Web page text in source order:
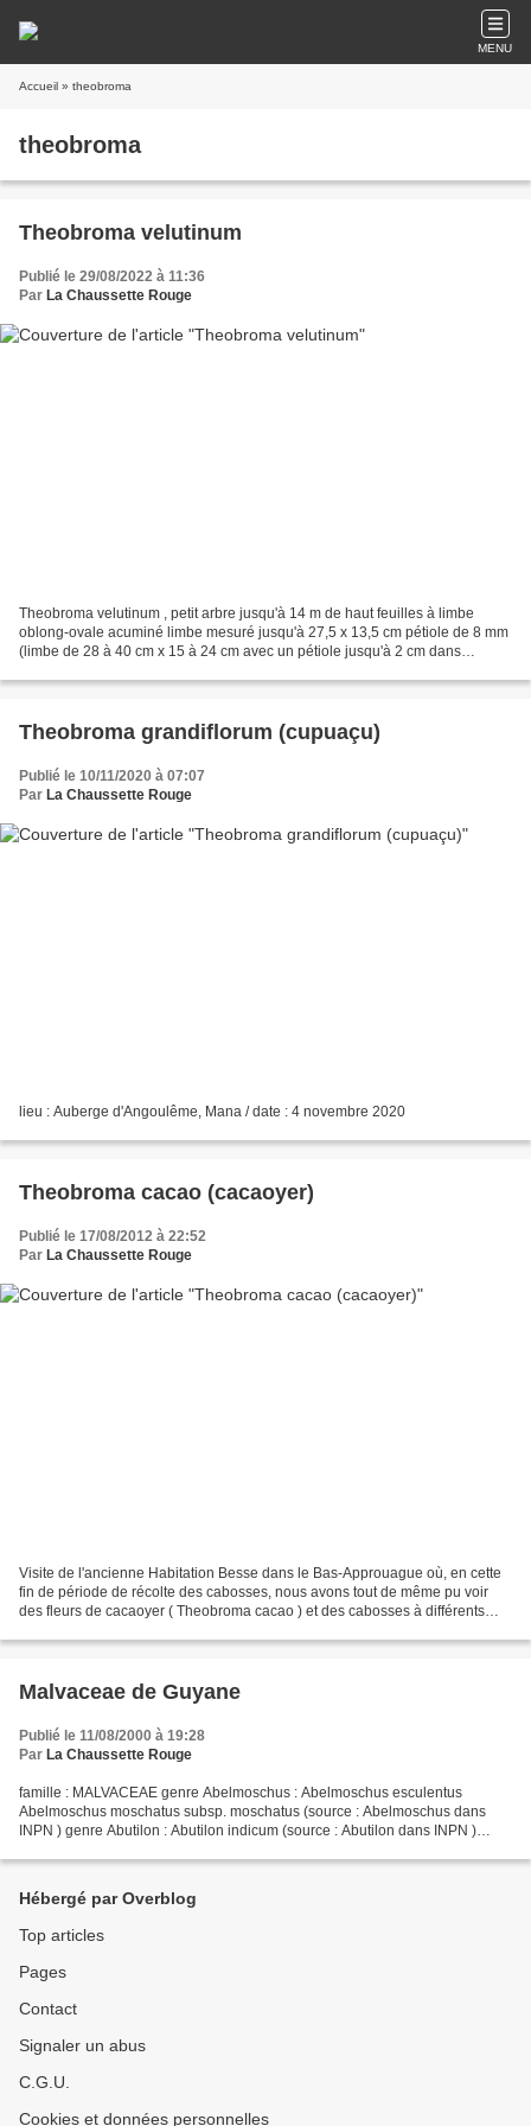
MENU
Accueil » theobroma
theobroma
Theobroma velutinum
Publié le 29/08/2022 à 11:36
Par La Chaussette Rouge
Theobroma velutinum , petit arbre jusqu'à 14 m de haut feuilles à limbe
oblong-ovale acuminé limbe mesuré jusqu'à 27,5 x 13,5 cm pétiole de 8 mm
(limbe de 28 à 40 cm x 15 à 24 cm avec un pétiole jusqu'à 2 cm dans
Theobroma grandiflorum (cupuaçu)
Publié le 10/11/2020 à 07:07
Par La Chaussette Rouge
lieu : Auberge d'Angoulême, Mana / date : 4 novembre 2020
Theobroma cacao (cacaoyer)
Publié le 17/08/2012 à 22:52
Par La Chaussette Rouge
Visite de l'ancienne Habitation Besse dans le Bas-Approuague où, en cette
fin de période de récolte des cabosses, nous avons tout de même pu voir
des fleurs de cacaoyer ( Theobroma cacao ) et des cabosses à différents
Malvaceae de Guyane
Publié le 11/08/2000 à 19:28
Par La Chaussette Rouge
famille : MALVACEAE genre Abelmoschus : Abelmoschus esculentus
Abelmoschus moschatus subsp. moschatus (source : Abelmoschus dans
INPN ) genre Abutilon : Abutilon indicum (source : Abutilon dans INPN )
Hébergé par Overblog
Top articles
Pages
Contact
Signaler un abus
C.G.U.
Cookies et données personnelles